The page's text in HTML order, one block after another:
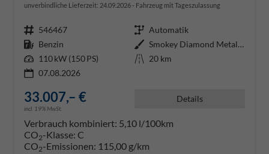
unverbindliche Lieferzeit: 24.09.2026 Fahrzeug mit Tageszulassung
Fahrzeugnr. 546467 Getriebe Automatik
Kraftstoff Benzin Außenfarbe
Smokey Diamond Metallic ()
Leistung 110 kW (150 PS) Kilometerstand 20 km
07.08.2026
33.007,– €
incl. 19% MwSt.
Details
Verbrauch kombiniert: 5,10 l/100km
CO2-Klasse: C
CO2-Emissionen: 115,00 g/km